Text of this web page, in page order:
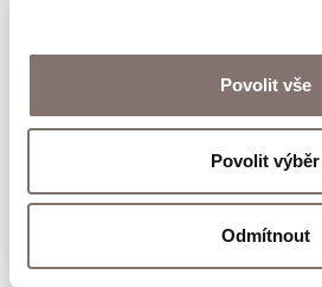
Povolit vše
Povolit výběr
Odmítnout
Triko Náhodou si to